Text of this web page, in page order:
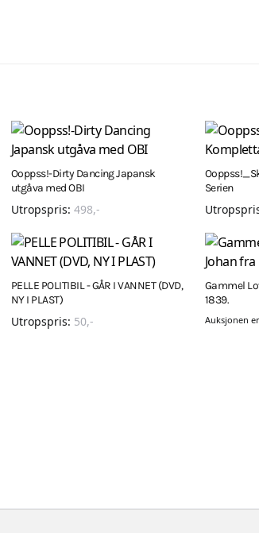
Ooppss!-Dirty Dancing Japansk
utgåva med OBI
Utropspris: 498,-
Serien
PELLE POLITIBIL - GÅR I VANNET (DVD,
NY I PLAST)
Utropspris: 50,-
Gammel
1839.
Auksjonen